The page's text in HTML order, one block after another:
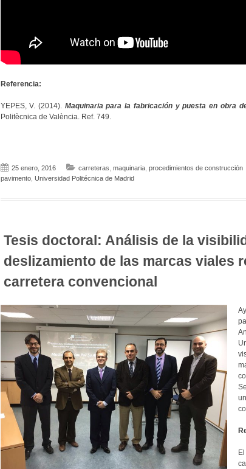
Referencia:
YEPES, V. (2014). Maquinaria para la fabricación y puesta en obra
Politècnica de València. Ref. 749.
25 enero, 2016 carreteras maquinaria, procedimientos de construcción
pavimento, Universidad Politécnica de Madrid
Tesis doctoral: Análisis de la
deslizamiento de las marcas viales
carretera convencional